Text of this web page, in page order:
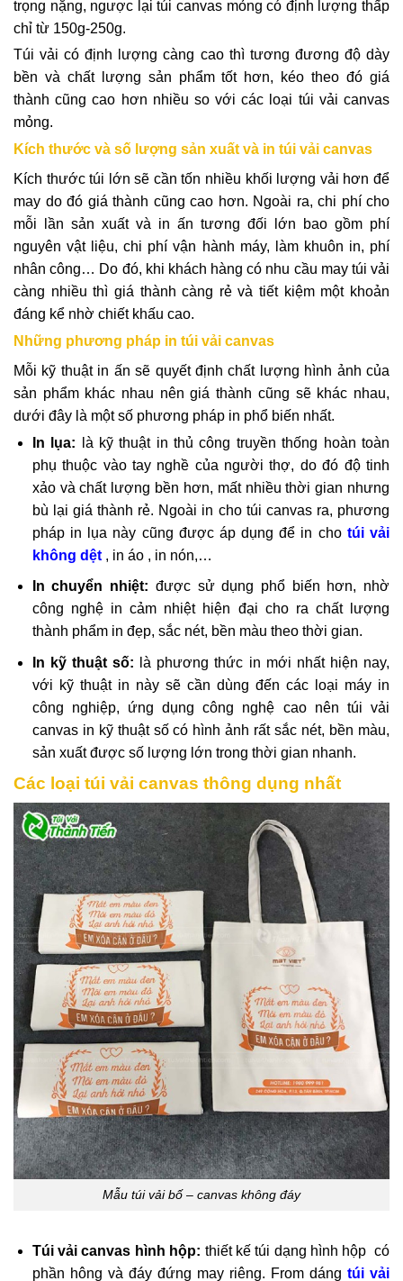
trọng nặng, ngược lại túi canvas mỏng có định lượng thấp
chỉ từ 150g-250g.
Túi vải có định lượng càng cao thì tương đương độ dày
bền và chất lượng sản phẩm tốt hơn, kéo theo đó giá
thành cũng cao hơn nhiều so với các loại túi vải canvas
mỏng.
Kích thước và số lượng sản xuất và in túi vải canvas
Kích thước túi lớn sẽ cần tốn nhiều khối lượng vải hơn để
may do đó giá thành cũng cao hơn. Ngoài ra, chi phí cho
mỗi lần sản xuất và in ấn tương đối lớn bao gồm phí
nguyên vật liệu, chi phí vận hành máy, làm khuôn in, phí
nhân công… Do đó, khi khách hàng có nhu cầu may túi vải
càng nhiều thì giá thành càng rẻ và tiết kiệm một khoản
đáng kể nhờ chiết khấu cao.
Những phương pháp in túi vải canvas
Mỗi kỹ thuật in ấn sẽ quyết định chất lượng hình ảnh của
sản phẩm khác nhau nên giá thành cũng sẽ khác nhau,
dưới đây là một số phương pháp in phổ biến nhất.
In lụa:
là kỹ thuật in thủ công truyền thống hoàn toàn
phụ thuộc vào tay nghề của người thợ, do đó độ tinh
xảo và chất lượng bền hơn, mất nhiều thời gian nhưng
bù lại giá thành rẻ. Ngoài in cho túi canvas ra, phương
pháp in lụa này cũng được áp dụng để in cho túi vải
không dệt, in áo , in nón,…
In chuyển nhiệt: được sử dụng phổ biến hơn, nhờ
công nghệ in cảm nhiệt hiện đại cho ra chất lượng
thành phẩm in đẹp, sắc nét, bền màu theo thời gian.
In kỹ thuật số:
là phương thức in mới nhất hiện nay,
với kỹ thuật in này sẽ cần dùng đến các loại máy in
công nghiệp, ứng dụng công nghệ cao nên túi vải
canvas in kỹ thuật số có hình ảnh rất sắc nét, bền màu,
sản xuất được số lượng lớn trong thời gian nhanh.
Các loại túi vải canvas thông dụng nhất
Mẫu túi vải bố – canvas không đáy
Túi vải canvas hình hộp: thiết kế túi dạng hình hộp có
phần hông và đáy đứng may riêng. From dáng túi vải